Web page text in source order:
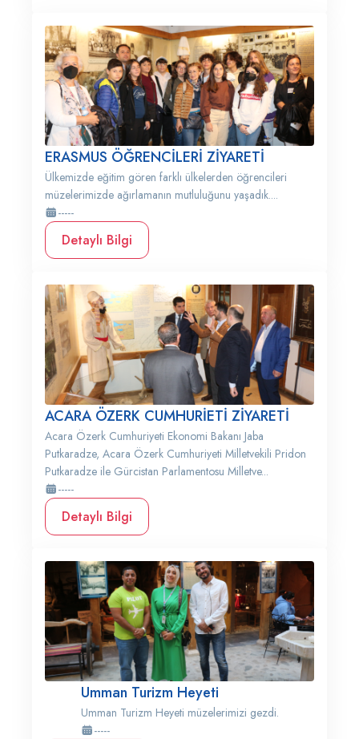
ERASMUS ÖĞRENCİLERİ ZİYARETİ
Ülkemizde eğitim gören farklı ülkelerden öğrencileri
müzelerimizde ağırlamanın mutluluğunu yaşadık....
-----
Detaylı Bilgi
ACARA ÖZERK CUMHURİETİ ZİYARETİ
Acara Özerk Cumhuriyeti Ekonomi Bakanı Jaba
Putkaradze, Acara Özerk Cumhuriyeti Milletvekili Pridon
Putkaradze ile Gürcistan Parlamentosu Milletve...
-----
Detaylı Bilgi
Umman Turizm Heyeti
Umman Turizm Heyeti müzelerimizi gezdi.
-----